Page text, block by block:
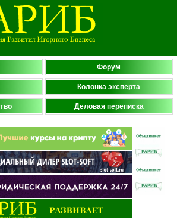
Форум
Колонка эксперта
Деловая переписка